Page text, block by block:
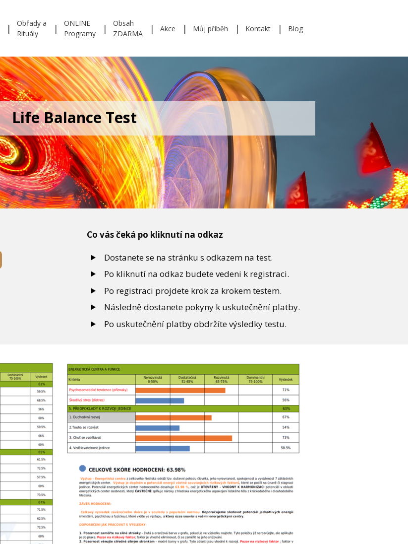
Obřady a
Rituály
ONLINE
Programy
Obsah
ZDARMA
Akce Můj příběh Kontakt Blog
Life Balance Test
Co vás čeká po kliknutí na odkaz
Dostanete se na stránku s odkazem na test.
Po kliknutí na odkaz budete vedeni k registraci.
Po registraci projdete krok za krokem testem.
Následně dostanete pokyny k uskutečnění platby.
Po uskutečnění platby obdržíte výsledky testu.